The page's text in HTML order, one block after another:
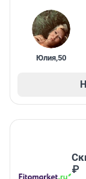
Юлия,50
₽